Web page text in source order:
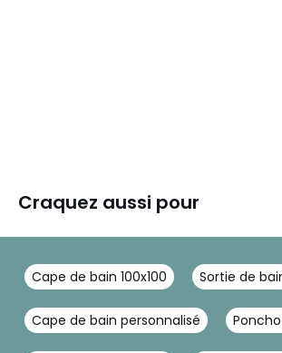
Craquez aussi pour
Cape de bain 100x100 Sortie de
Cape de bain personnalisé